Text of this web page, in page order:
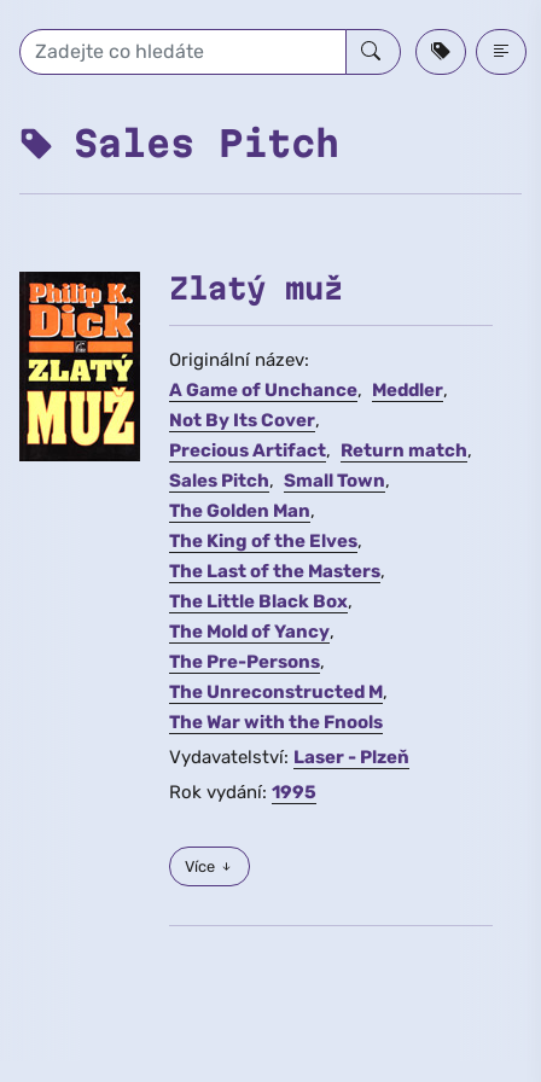
Sales Pitch
Zlatý muž
Originální název:
A Game of Unchance
Meddler
Not By Its Cover
Precious Artifact
Return match
Sales Pitch
Small Town
The Golden Man
The King of the Elves
The Last of the Masters
The Little Black Box
The Mold of Yancy
The Pre-Persons
The Unreconstructed M
The War with the Fnools
Vydavatelství: Laser - Plzeň
Rok vydání: 1995
Více